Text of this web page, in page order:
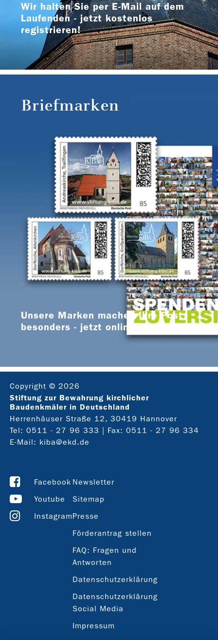
Wir halten Sie per E-Mail auf dem
Laufenden - jetzt kostenlos
registrieren!
Briefmarken
Unsere Marken machen Ihre Post
besonders - jetzt online bestellen
Copyright © 2026
Stiftung zur Bewahrung kirchlicher
Baudenkmäler in Deutschland
Herrenhäuser Straße 12, 30419 Hannover
Tel: 0511 - 27 96 333
| Fax: 0511 - 27 96 334
E-Mail: kiba@ekd.de
Facebook
Youtube
Instagram
Newsletter
Sitemap
Presse
Förderantrag stellen
FAQ: Fragen und
Antworten
Datenschutzerklärung
Datenschutzerklärung
Social Media
Impressum